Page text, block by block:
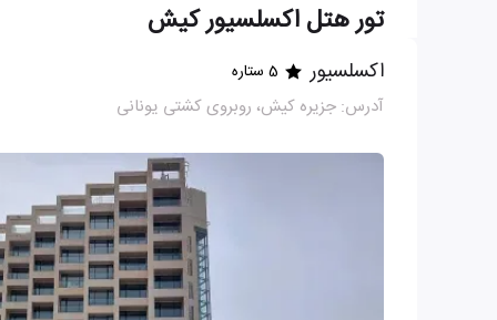
تور هتل اکسلسیور کیش
اکسلسیور 5 ستاره
آدرس: جزیره کیش، روبروی کشتی یونانی